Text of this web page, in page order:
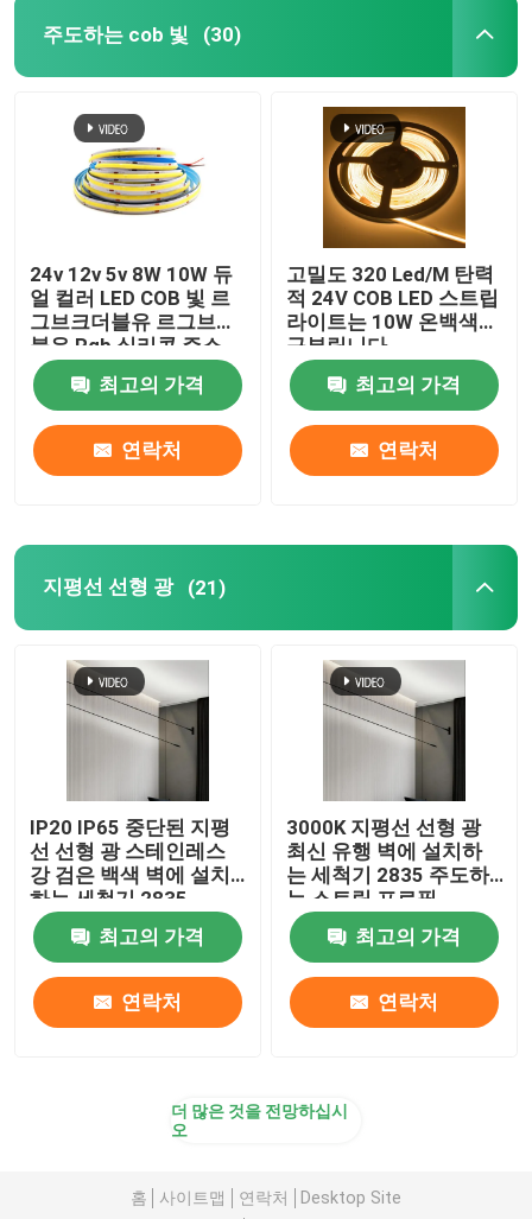
주도하는 cob 빛 (30)
24v 12v 5v 8W 10W 듀
얼 컬러 LED COB 빛 르
그브크더블유 르그브더
블유 Rgb 실리콘 주소
지정 가능형입니다
최고의 가격
연락처
고밀도 320 Led/M 탄력
적 24V COB LED 스트립
라이트는 10W 온백색을
구부립니다
최고의 가격
연락처
지평선 선형 광 (21)
IP20 IP65 중단된 지평
선 선형 광 스테인레스
강 검은 백색 벽에 설치
하는 세척기 2835
최고의 가격
연락처
3000K 지평선 선형 광
최신 유행 벽에 설치하
는 세척기 2835 주도하
는 스트립 프로필
최고의 가격
연락처
더 많은 것을 전망하십시
오
홈 사이트맵 연락처
Desktop Site